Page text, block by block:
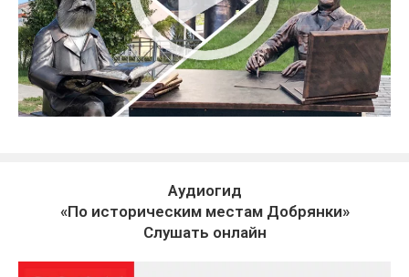
Аудиогид
«По историческим местам Добрянки»
Слушать онлайн